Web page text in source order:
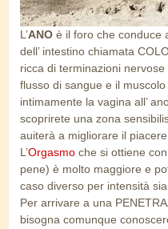
L’ANO è il foro che conduce
dell’ intestino chiamata
ricca di terminazioni
flusso di sangue e il muscolo
intimamente la vagina all’
scoprirete una zona
auiterà a migliorare il piacere.
L’Orgasmo che si ottiene
pene) è molto maggiore e
caso diverso per intensità
Per arrivare a una
bisogna comunque